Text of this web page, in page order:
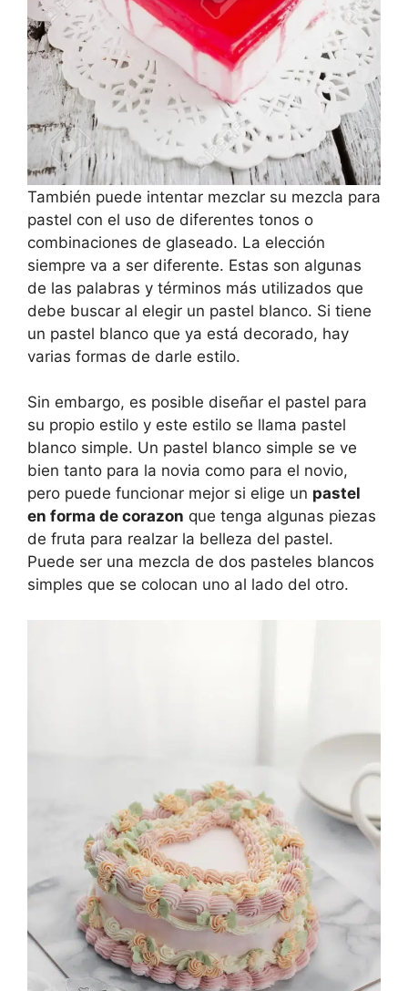
También puede intentar mezclar su mezcla para
pastel con el uso de diferentes tonos o
combinaciones de glaseado. La elección
siempre va a ser diferente. Estas son algunas
de las palabras y términos más utilizados que
debe buscar al elegir un pastel blanco. Si tiene
un pastel blanco que ya está decorado, hay
varias formas de darle estilo.
Sin embargo, es posible diseñar el pastel para
su propio estilo y este estilo se llama pastel
blanco simple. Un pastel blanco simple se ve
bien tanto para la novia como para el novio,
pero puede funcionar mejor si elige un pastel
en forma de corazon que tenga algunas piezas
de fruta para realzar la belleza del pastel.
Puede ser una mezcla de dos pasteles blancos
simples que se colocan uno al lado del otro.